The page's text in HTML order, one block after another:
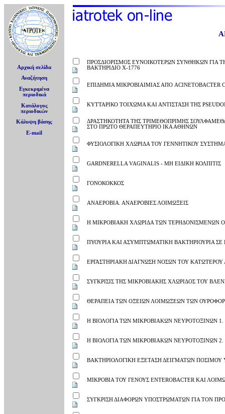
Αρχική σελίδα
Αναζήτηση
Εγκεκριμένα
περιοδικά
Κατάλογος
περιοδικών
Κάλυψη βάσης
E-mail
ΠΡΟΣΔΙΟΡΙΣΜΟΣ ΕΥΝΟΙΚΟΤΕΡΩΝ ΣΥΝΘΗΚΩΝ ΓΙΑ
ΒΑΚΤΗΡΙΔΙΟ Χ-1776
ΕΠΙΔΗΜΙΑ ΜΙΚΡΟΒΙΑΙΜΙΑΣ ΑΠΟ ACINETOBACTER
ΚΥΤΤΑΡΙΚΟ ΤΟΙΧΩΜΑ ΚΑΙ ΑΝΤΙΣΤΑΣΗ ΤΗΣ
ΔΡΑΣΤΗΚΟΤΗΤΑ ΤΗΣ ΤΡΙΜΕΘΟΠΡΙΜΗΣ
ΣΤΟ ΠΡΩΤΟ ΘΕΡΑΠΕΥΤΗΡΙΟ ΙΚΑ ΑΘΗΝΩΝ
ΦΥΣΙΟΛΟΓΙΚΗ ΧΛΩΡΙΔΑ ΤΟΥ ΓΕΝΝΗΤΙΚΟΥ
GARDNERELLA VAGINALIS - ΜΗ ΕΙΔΙΚΗ ΚΟΛΠΙΤΙΣ
ΓΟΝΟΚΟΚΚΟΣ
ΑΝΑΕΡΟΒΙΑ. ΑΝΑΕΡΟΒΙΕΣ ΛΟΙΜΩΞΕΙΣ
Η ΜΙΚΡΟΒΙΑΚΗ ΧΛΩΡΙΔΑ ΤΩΝ ΤΕΡΗΔΟΝΙΣΜΕΝΩΝ
ΠΥΟΥΡΙΑ ΚΑΙ ΑΣΥΜΠΤΩΜΑΤΙΚΗ ΒΑΚΤΗΡΙΟΥΡΙΑ
ΕΡΓΑΣΤΗΡΙΑΚΗ ΔΙΑΓΝΩΣΗ ΝΟΣΩΝ ΤΟΥ ΚΑΤΩΤΕΡΟΥ
ΣΥΓΚΡΙΣΙΣ ΤΗΣ ΜΙΚΡΟΒΙΑΚΗΣ ΧΛΩΡΙΔΟΣ ΤΟΥ
ΘΕΡΑΠΕΙΑ ΤΩΝ ΟΞΕΙΩΝ ΛΟΙΜΩΞΕΩΝ ΤΩΝ
Η ΒΙΟΛΟΓΙΑ ΤΩΝ ΜΙΚΡΟΒΙΑΚΩΝ ΝΕΥΡΟΤΟΞΙΝΩΝ
Η ΒΙΟΛΟΓΙΑ ΤΩΝ ΜΙΚΡΟΒΙΑΚΩΝ ΝΕΥΡΟΤΟΞΙΝΩΝ
ΒΑΚΤΗΡΙΟΛΟΓΙΚΗ ΕΞΕΤΑΣΗ ΔΕΙΓΜΑΤΩΝ ΠΟΣΙΜΟΥ
ΜΙΚΡΟΒΙΑ ΤΟΥ ΓΕΝΟΥΣ ENTEROBACTER ΚΑΙ
ΣΥΓΚΡΙΣΗ ΔΙΑΦΟΡΩΝ ΥΠΟΣΤΡΩΜΑΤΩΝ ΓΙΑ ΤΟΝ